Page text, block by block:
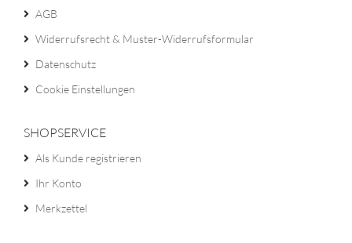
AGB
Widerrufsrecht & Muster-Widerrufsformular
Datenschutz
Cookie Einstellungen
SHOPSERVICE
Als Kunde registrieren
Ihr Konto
Merkzettel